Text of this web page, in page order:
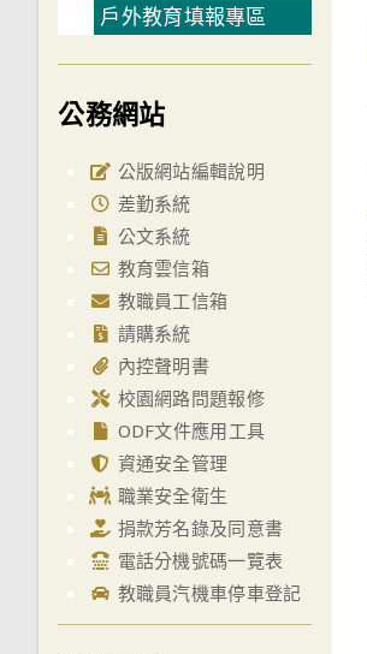
戶外教育填報專區
公務網站
公版網站編輯說明
差勤系統
公文系統
教育雲信箱
教職員工信箱
請購系統
內控聲明書
校園網路問題報修
ODF文件應用工具
資通安全管理
職業安全衛生
捐款芳名錄及同意書
電話分機號碼一覽表
教職員汽機車停車登記